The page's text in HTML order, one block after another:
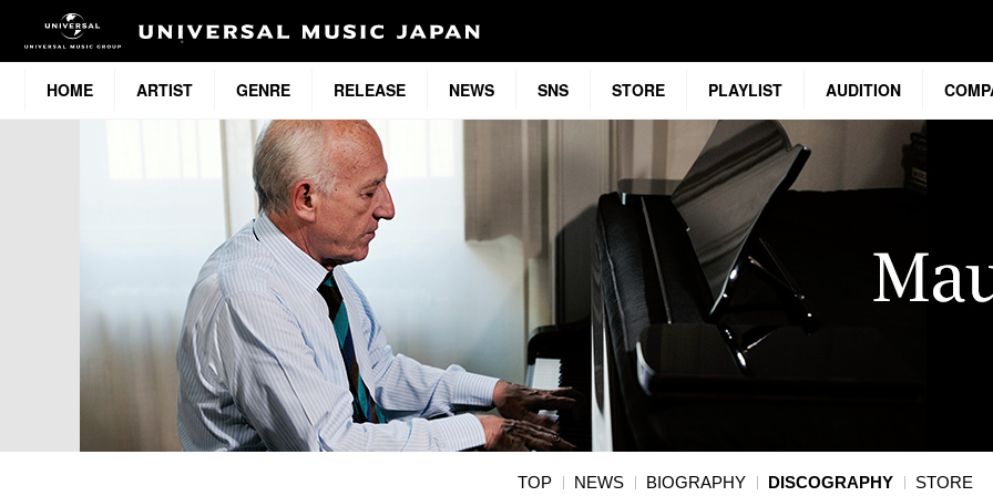
HOME ARTIST GENRE RELEASE NEWS SNS STORE PLAYLIST AUDITION
TOP NEWS BIOGRAPHY DISCOGRAPHY STORE